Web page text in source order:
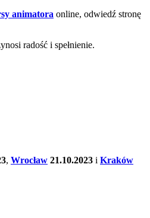
animatora online, odwiedź stronę
radość i spełnienie.
, Wrocław 21.10.2023 i Kraków